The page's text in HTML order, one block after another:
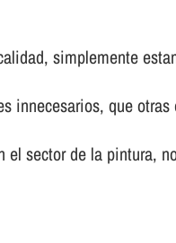
simplemente
innecesarios, que
sector de la pintura,